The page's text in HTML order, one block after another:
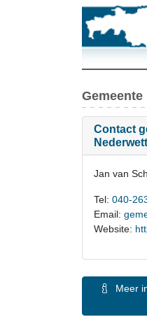
Contact
Jan van
Tel: 040-
Email:
Website: